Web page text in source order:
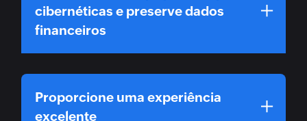
cibernéticas e preserve dados
financeiros
Proporcione uma experiência
excelente